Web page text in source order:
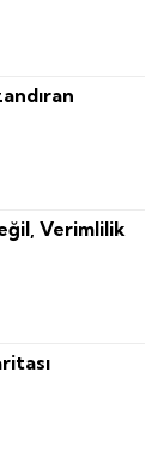
Verimlilik